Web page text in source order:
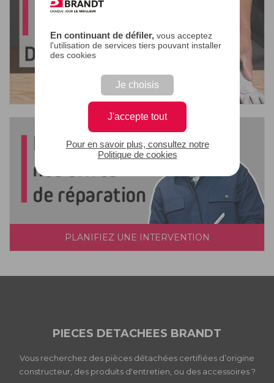
En continuant de défiler, vous acceptez
l'utilisation de services tiers pouvant installer
des cookies
Je choisis
J'accepte tout
Pour en savoir plus, consultez notre
Politique de cookies
PLANIFIEZ UNE INTERVENTION
PIECES DETACHEES BRANDT
Vous recherchez des pièces détachées certifiées d’origine
constructeur, des produits d'entretien, ou des accessoires ?